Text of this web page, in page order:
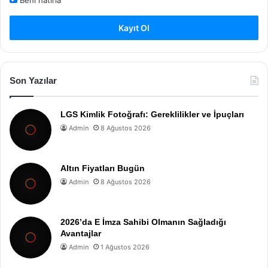
Kayıt Ol
Son Yazılar
LGS Kimlik Fotoğrafı: Gereklilikler ve İpuçları
Admin 8 Ağustos 2026
Altın Fiyatları Bugün
Admin 8 Ağustos 2026
2026’da E İmza Sahibi Olmanın Sağladığı
Avantajlar
Admin 1 Ağustos 2026